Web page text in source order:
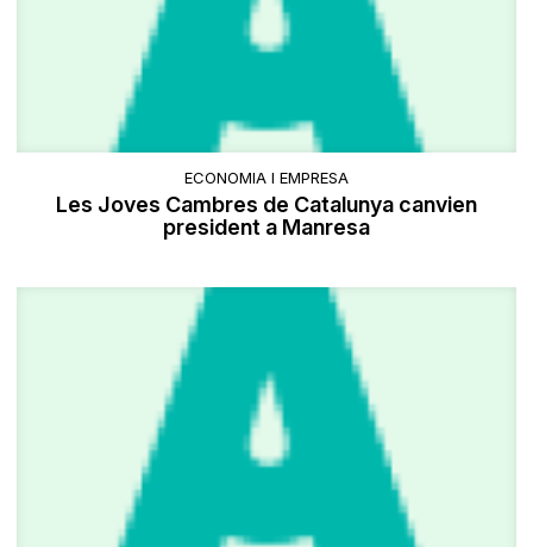
ECONOMIA I EMPRESA
Les Joves Cambres de Catalunya canvien
president a Manresa